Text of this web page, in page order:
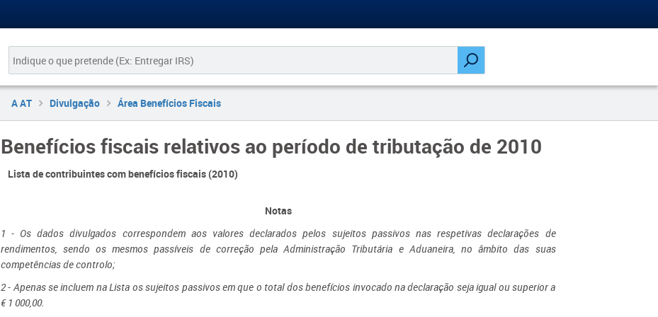
A AT Divulgação Área Benefícios Fiscais
Benefícios fiscais relativos ao período de tributação de 2010
Lista de contribuintes com benefícios fiscais (2010)
Notas
1 - Os dados divulgados correspondem aos valores declarados pelos sujeitos passivos nas respetivas declarações de
rendimentos, sendo os mesmos passíveis de correção pela Administração Tributária e Aduaneira, no âmbito das suas
competências de controlo;
2 - Apenas se incluem na Lista os sujeitos passivos em que o total dos benefícios invocado na declaração seja igual ou superior a
€ 1 000,00.